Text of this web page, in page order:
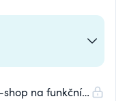
na funkční?